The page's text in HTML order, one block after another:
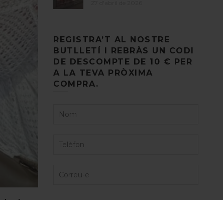
REGISTRA’T AL NOSTRE
BUTLLETÍ I REBRÀS UN CODI
DE DESCOMPTE DE 10 € PER
A LA TEVA PRÒXIMA
COMPRA.